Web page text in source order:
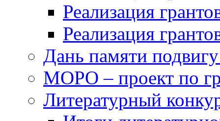
Реализация
Реализация
Дань памяти
МОРО – проект по
Литературный